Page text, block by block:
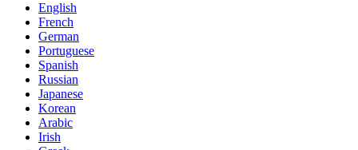
English
French
German
Portuguese
Spanish
Russian
Japanese
Korean
Arabic
Irish